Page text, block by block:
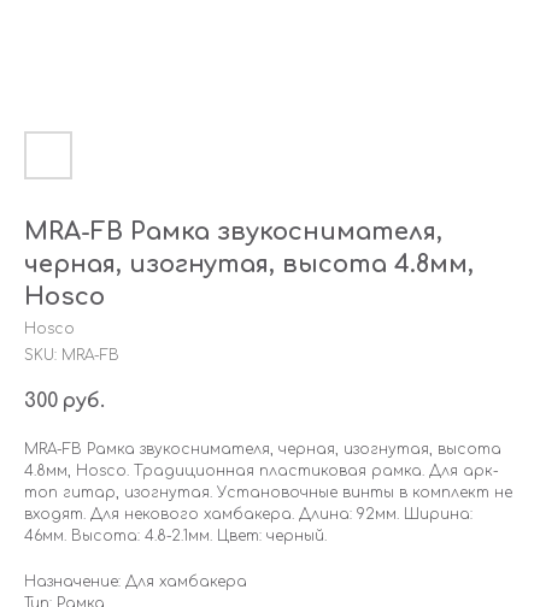
MRA-FB Рамка звукоснимателя,
черная, изогнутая, высота 4.8мм,
Hosco
Hosco
SKU: MRA-FB
300 руб.
MRA-FB Рамка звукоснимателя, черная, изогнутая, высота
4.8мм, Hosco. Традиционная пластиковая рамка. Для арк-
топ гитар, изогнутая. Установочные винты в комплект не
входят. Для некового хамбакера. Длина: 92мм. Ширина:
46мм. Высота: 4.8-2.1мм. Цвет: черный.
Назначение: Для хамбакера
Тип: Рамка